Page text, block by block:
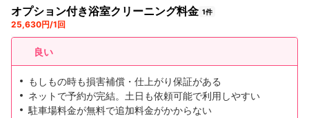
オプション付き浴室クリーニング料金 1件
25,630円/1回
良い
もしもの時も損害補償・仕上がり保証がある
ネットで予約が完結。土日も依頼可能で利用しやすい
駐車場料金が無料で追加料金がかからない